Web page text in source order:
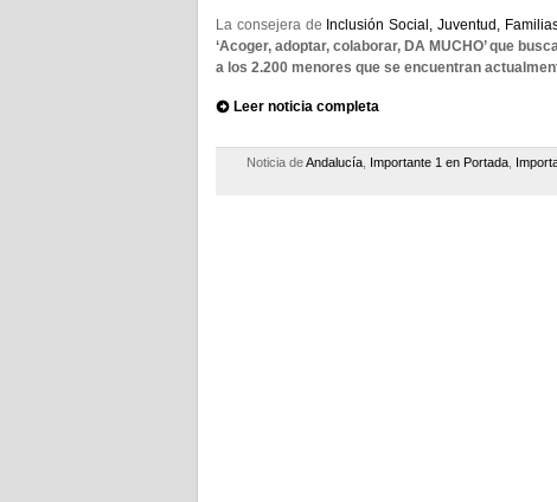
La consejera de Inclusión Social, Juventud,
‘Acoger, adoptar, colaborar, DA MUCHO’ que
a los 2.200 menores que se encuentran
Leer noticia completa
Noticia deAndalucía Importante 1 en Portada